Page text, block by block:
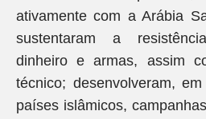
ativamente com a Arábia
sustentaram a
dinheiro e armas, assim
técnico; desenvolveram,
países islâmicos,